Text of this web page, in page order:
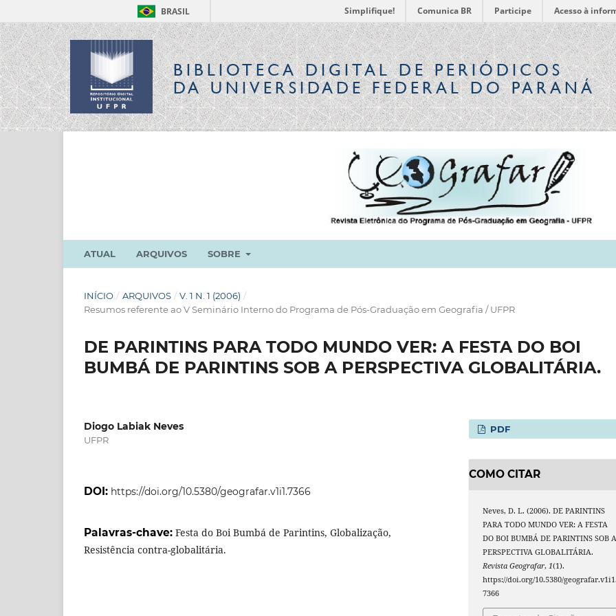
BRASIL Simplifique! Comunica BR Participe Acesso à
BIBLIOTECA DIGITALDE PERIÓDICOS
DA UNIVERSIDADE FEDERAL DO PARANÁ
ATUAL ARQUIVOS SOBRE
INÍCIO / ARQUIVOS / V. 1 N. 1 (2006) /
Resumos referente ao V Seminário Interno do Programa de Pós-Graduação em Geografia / UFPR
DE PARINTINS PARA TODO MUNDO VER: A FESTA DO BOI
BUMBÁ DE PARINTINS SOB A PERSPECTIVA GLOBALITÁRIA.
Diogo Labiak Neves
UFPR
DOI: https://doi.org/10.5380/geografar.v1i1.7366
Palavras-chave: Festa do Boi Bumbá de Parintins, Globalização,
Resistência contra-globalitária.
PDF
COMO CITAR
Neves, D. L. (2006). DE PARINTINS
PARA TODO MUNDO VER: A FESTA
DO BOI BUMBÁ DE PARINTINS SOB A
PERSPECTIVA GLOBALITÁRIA.
Revista Geografar,1(1).
https://doi.org/10.5380/geografar.v1i1.
7366